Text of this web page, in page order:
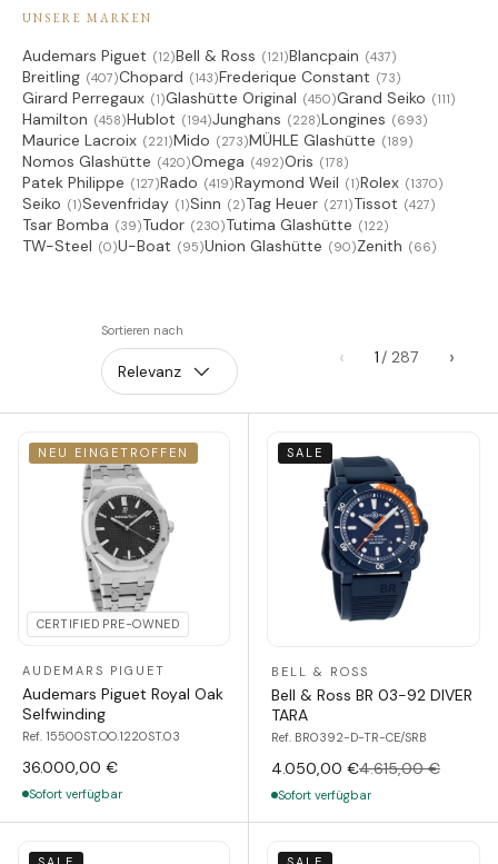
UNSERE MARKEN
Audemars Piguet (12)Bell & Ross (121)Blancpain (437)
Breitling (407)Chopard (143)Frederique Constant (73)
Girard Perregaux (1)Glashütte Original (450)Grand Seiko (111)
Hamilton (458)Hublot (194)Junghans (228)Longines (693)
Maurice Lacroix (221)Mido (273)MÜHLE Glashütte (189)
Nomos Glashütte (420)Omega (492)Oris (178)
Patek Philippe (127)Rado (419)Raymond Weil (1)Rolex (1370)
Seiko (1)Sevenfriday (1)Sinn (2)Tag Heuer (271)Tissot (427)
Tsar Bomba (39)Tudor (230)Tutima Glashütte (122)
TW-Steel (0)U-Boat (95)Union Glashütte (90)Zenith (66)
Sortieren nach
Relevanz
‹ 1 ›
NEU EINGETROFFEN
CERTIFIED PRE-OWNED
AUDEMARS PIGUET
Audemars Piguet Royal Oak
Selfwinding
Ref. 15500ST.OO.1220ST.03
36.000,00 €
Sofort verfügbar
SALE
BELL & ROSS
Bell & Ross BR 03-92 DIVER
TARA
Ref. BR0392-D-TR-CE/SRB
4.050,00 €4.615,00 €
Sofort verfügbar